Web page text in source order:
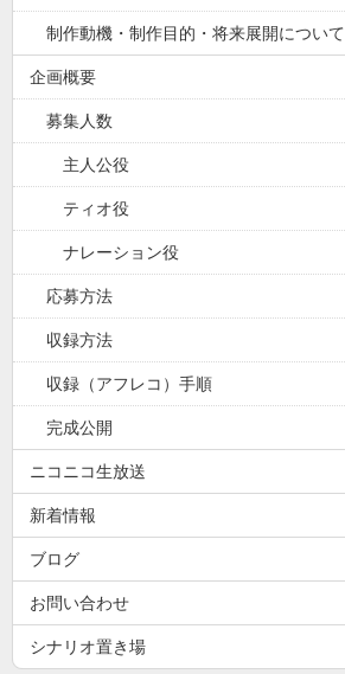
制作動機・制作目的・将来展開について
企画概要
募集人数
主人公役
ティオ役
ナレーション役
応募方法
収録方法
収録（アフレコ）手順
完成公開
ニコニコ生放送
新着情報
ブログ
お問い合わせ
シナリオ置き場